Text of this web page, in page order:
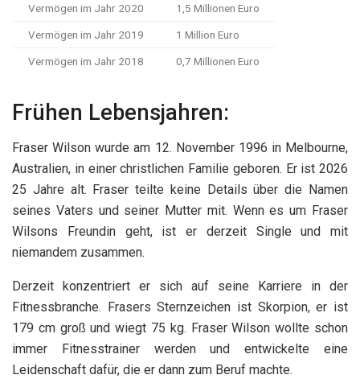
Vermögen im Jahr 2020 1,5 Millionen Euro
Vermögen im Jahr 2019 1 Million Euro
Vermögen im Jahr 2018 0,7 Millionen Euro
Frühen Lebensjahren:
Fraser Wilson wurde am 12. November 1996 in Melbourne,
Australien, in einer christlichen Familie geboren. Er ist 2026
25 Jahre alt. Fraser teilte keine Details über die Namen
seines Vaters und seiner Mutter mit. Wenn es um Fraser
Wilsons Freundin geht, ist er derzeit Single und mit
niemandem zusammen.
Derzeit konzentriert er sich auf seine Karriere in der
Fitnessbranche. Frasers Sternzeichen ist Skorpion, er ist
179 cm groß und wiegt 75 kg. Fraser Wilson wollte schon
immer Fitnesstrainer werden und entwickelte eine
Leidenschaft dafür, die er dann zum Beruf machte.